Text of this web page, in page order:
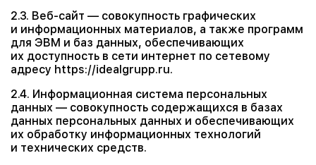
2.3. Веб-сайт — совокупность графических
и информационных материалов, а также программ
для ЭВМ и баз данных, обеспечивающих
их доступность в сети интернет по сетевому
адресу https://idealgrupp.ru.
2.4. Информационная система персональных
данных — совокупность содержащихся в базах
данных персональных данных и обеспечивающих
их обработку информационных технологий
и технических средств.